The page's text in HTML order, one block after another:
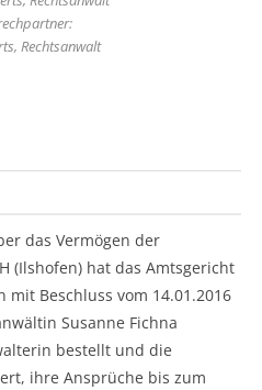
Rechtsanwalt
das Vermögen der
(Ilshofen) hat das Amtsgericht
Beschluss vom 14.01.2016
Susanne Fichna
bestellt und die
ihre Ansprüche bis zum